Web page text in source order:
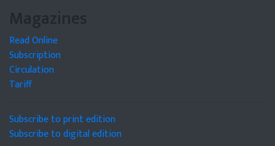
Magazines
Read Online
Subscription
Circulation
Tariff
Subscribe to print edition
Subscribe to digital edition